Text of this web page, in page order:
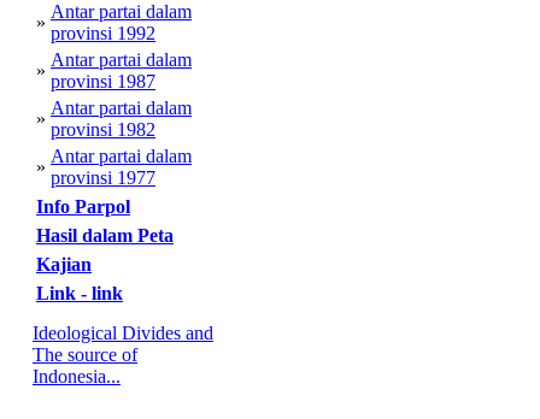
»
Antar partai dalam
provinsi 1992
»
Antar partai dalam
provinsi 1987
»
Antar partai dalam
provinsi 1982
»
Antar partai dalam
provinsi 1977
Info Parpol
Hasil dalam Peta
Kajian
Link - link
Ideological Divides and
The source of
Indonesia...